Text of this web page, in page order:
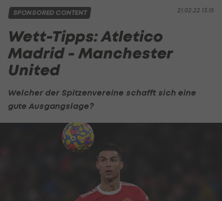
21.02.22 13:15
SPONSORED CONTENT
Wett-Tipps: Atletico
Madrid - Manchester
United
Welcher der Spitzenvereine schafft sich eine
gute Ausgangslage?